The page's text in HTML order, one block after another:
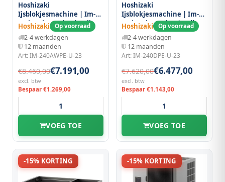
Hoshizaki
Ijsblokjesmachine | Im-
serie (ultracube) | Volle
Blokjes (17g) | 170kg/24u |
Zonder Bunker |
Watergekoeld |
560x700x880(h)mm
Hoshizaki Op voorraad
2-4 werkdagen
12 maanden
Art: IM-240AWPE-U-23
€8.460,00€7.191,00
excl. btw
Bespaar €1.269,00
VOEG TOE
Hoshizaki
Ijsblokjesmachine | Im-
serie (ultracube) | Volle
Blokjes (17g) | 180kg/24u |
Zonder Bunker |
Luchtgekoeld |
Stapelbaar |
1084x700x500(h)mm
Hoshizaki Op voorraad
2-4 werkdagen
12 maanden
Art: IM-240DPE-U-23
€7.620,00€6.477,00
excl. btw
Bespaar €1.143,00
VOEG TOE
-15% KORTING -15% KORTING